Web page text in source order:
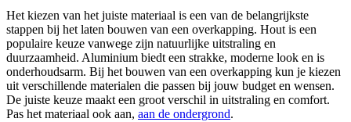
Het kiezen van het juiste materiaal is een van de belangrijkste
stappen bij het laten bouwen van een overkapping. Hout is een
populaire keuze vanwege zijn natuurlijke uitstraling en
duurzaamheid. Aluminium biedt een strakke, moderne look en is
onderhoudsarm. Bij het bouwen van een overkapping kun je kiezen
uit verschillende materialen die passen bij jouw budget en wensen.
De juiste keuze maakt een groot verschil in uitstraling en comfort.
Pas het materiaal ook aan, aan de ondergrond.